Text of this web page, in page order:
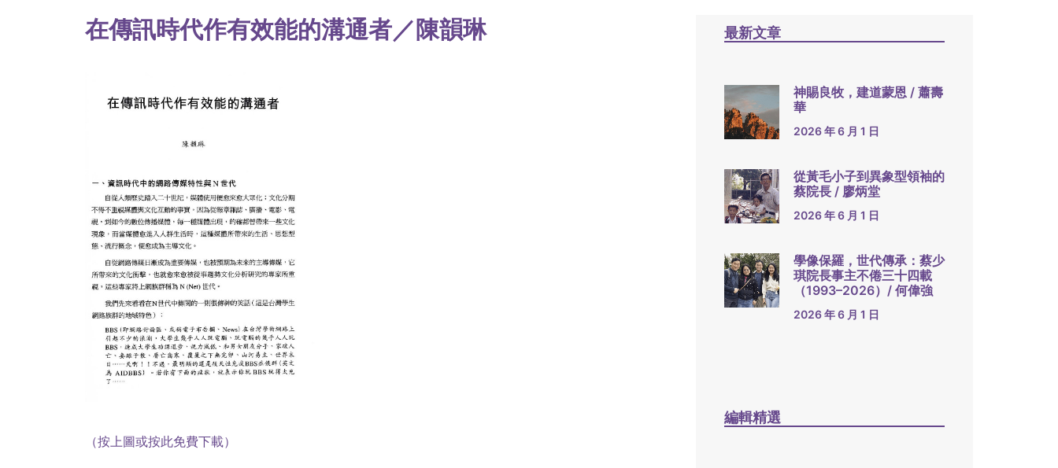
在傳訊時代作有效能的溝通者／陳韻琳
（按上圖或按此免費下載）
最新文章
神賜良牧，建道蒙恩 / 蕭壽
華
2026 年 6 月 1 日
從黃毛小子到異象型領袖的
蔡院長 / 廖炳堂
2026 年 6 月 1 日
學像保羅，世代傳承：蔡少
琪院長事主不倦三十四載
（1993–2026）/ 何偉強
2026 年 6 月 1 日
編輯精選